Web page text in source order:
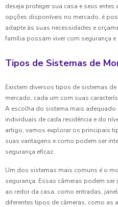
deseja proteger sua casa e seus
opções disponíveis no mercado, é
adapte às suas necessidades e
família possam viver com segurança e
Tipos de Sistemas de
Existem diversos tipos de sistemas
mercado, cada um com suas
A escolha do sistema mais adequado
individuais de cada residência e do
artigo, vamos explorar os principais
suas vantagens e como podem ser
segurança eficaz.
Um dos sistemas mais comuns é o
segurança. Essas câmeras podem
ao redor da casa, como entradas,
diferentes tipos de câmeras, como as